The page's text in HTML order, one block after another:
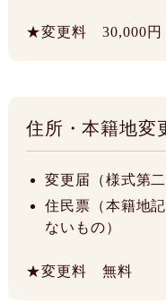
★変更料 30,000円
住所・本籍地変
変更届（様式第二
住民票（本籍地
ないもの）
★変更料 無料